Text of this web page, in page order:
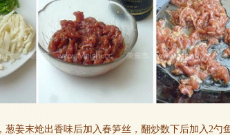
葱姜末炝出香味后加入春笋丝，翻炒数下后加入2勺